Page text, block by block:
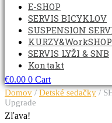
E-SHOP
SERVIS BICYKLOV
SUSPENSION
KURZY&WorkSHOP
SERVIS LYŽI & SNB
Kontakt
€0.00 0 Cart
Domov / Detské sedačky /
Upgrade
Zľava!